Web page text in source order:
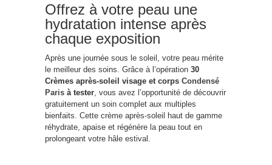
Offrez à votre peau une
hydratation intense après
chaque exposition
Après une journée sous le soleil, votre peau mérite
le meilleur des soins. Grâce à l’opération 30
Crèmes après-soleil visage et corps Condensé
Paris à tester , vous avez l’opportunité de découvrir
gratuitement un soin complet aux multiples
bienfaits. Cette crème après-soleil haut de gamme
réhydrate, apaise et régénère la peau tout en
prolongeant votre hâle estival.